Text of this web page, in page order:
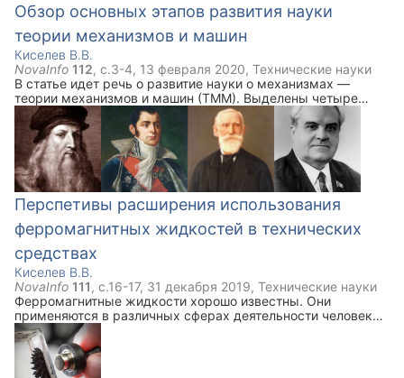
Обзор основных этапов развития науки
теории механизмов и машин
Киселев В.В.
NovaInfo 112, с.3-4, 13 февраля 2020, Технические науки
В статье идет речь о развитие науки о механизмах —
теории механизмов и машин (ТММ). Выделены четыре
основных этапа развития научной дисциплины, приводятся
ученые, внесшие значительный вклад в развитие ТММ.
Перспетивы расширения использования
ферромагнитных жидкостей в технических
средствах
Киселев В.В.
NovaInfo 111 , с.16-17, 31 декабря 2019, Технические науки
Ферромагнитные жидкости хорошо известны. Они
применяются в различных сферах деятельности человека.
Их свойства по своему уникальны. В статье идет речь о
перспективах более широкого применения магнитных
жидкостей в различных технических средствах.